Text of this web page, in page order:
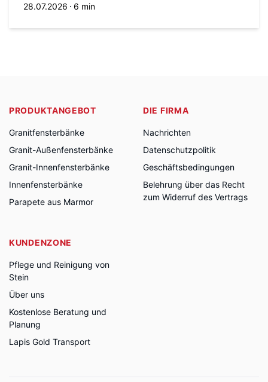
28.07.2026
6 min
PRODUKTANGEBOT
Granitfensterbänke
Granit-Außenfensterbänke
Granit-Innenfensterbänke
Innenfensterbänke
Parapete aus Marmor
DIE FIRMA
Nachrichten
Datenschutzpolitik
Geschäftsbedingungen
Belehrung über das Recht
zum Widerruf des Vertrags
KUNDENZONE
Pflege und Reinigung von
Stein
Über uns
Kostenlose Beratung und
Planung
Lapis Gold Transport